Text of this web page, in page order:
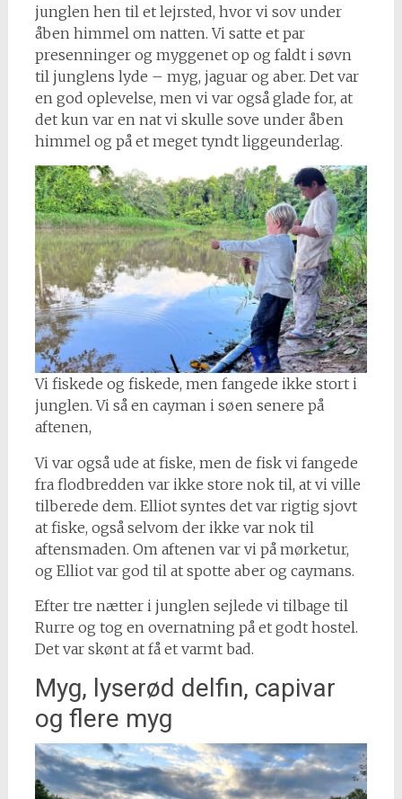
junglen hen til et lejrsted, hvor vi sov under
åben himmel om natten. Vi satte et par
presenninger og myggenet op og faldt i søvn
til junglens lyde – myg, jaguar og aber. Det var
en god oplevelse, men vi var også glade for, at
det kun var en nat vi skulle sove under åben
himmel og på et meget tyndt liggeunderlag.
Vi fiskede og fiskede, men fangede ikke stort i
junglen. Vi så en cayman i søen senere på
aftenen,
Vi var også ude at fiske, men de fisk vi fangede
fra flodbredden var ikke store nok til, at vi ville
tilberede dem. Elliot syntes det var rigtig sjovt
at fiske, også selvom der ikke var nok til
aftensmaden. Om aftenen var vi på mørketur,
og Elliot var god til at spotte aber og caymans.
Efter tre nætter i junglen sejlede vi tilbage til
Rurre og tog en overnatning på et godt hostel.
Det var skønt at få et varmt bad.
Myg, lyserød delfin, capivar
og flere myg